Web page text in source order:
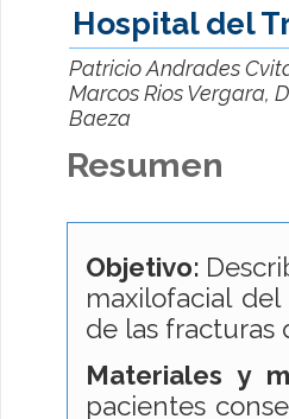
Hospital del
Patricio Andrades
Marcos Rios Vergara,
Baeza
Resumen
Objetivo:
maxilofacial
de las fracturas
Materiales y
pacientes